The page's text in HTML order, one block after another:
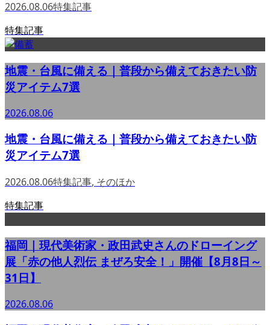
2026.08.06特集記事
特集記事
地震・台風に備える｜普段から備えておきたい防
災アイテム7選
2026.08.06
地震・台風に備える｜普段から備えておきたい防
災アイテム7選
2026.08.06特集記事, そのほか
特集記事
福岡｜現代美術家・政田武史さんのドローイング
展「赤の他人烈伝 まぜろ安全！」開催【8月8日～
31日】
2026.08.06